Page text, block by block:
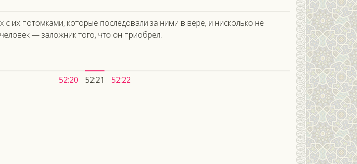
их потомками, которые последовали за ними в вере, и нисколько не
— заложник того, что он приобрел.
52:20 52:21 52:22